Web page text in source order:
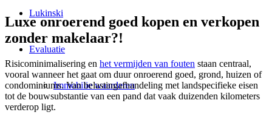
Lukinski
Evaluatie
Immobilie waarderen
Luxe onroerend goed kopen en verkopen
zonder makelaar?!
Risicominimalisering en het vermijden van fouten staan centraal,
vooral wanneer het gaat om duur onroerend goed, grond, huizen of
condominiums. Van belastingafhandeling met landspecifieke eisen
tot de bouwsubstantie van een pand dat vaak duizenden kilometers
verderop ligt.